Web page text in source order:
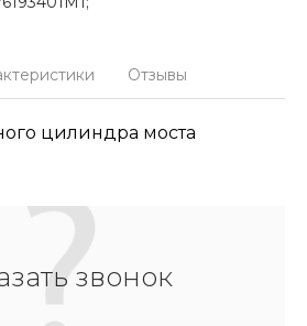
Отзывы
цилиндра моста
звонок